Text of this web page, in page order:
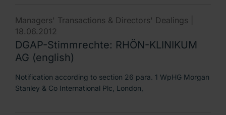
Managers' Transactions & Directors' Dealings |
18.06.2012
DGAP-Stimmrechte: RHÖN-KLINIKUM
AG (english)
Notification according to section 26 para. 1 WpHG Morgan
Stanley & Co International Plc, London,